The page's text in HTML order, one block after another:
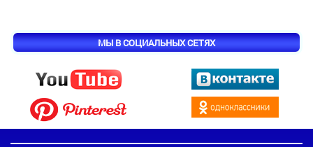
МЫ В СОЦИАЛЬНЫХ СЕТЯХ